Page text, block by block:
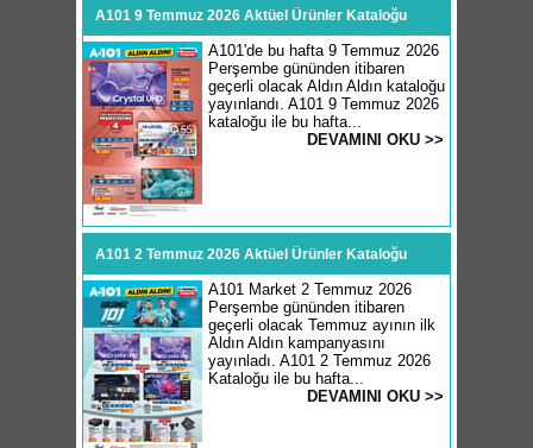
A101 9 Temmuz 2026 Aktüel Ürünler Kataloğu
A101'de bu hafta 9 Temmuz 2026
Perşembe gününden itibaren
geçerli olacak Aldın Aldın kataloğu
yayınlandı. A101 9 Temmuz 2026
kataloğu ile bu hafta...
DEVAMINI OKU >>
A101 2 Temmuz 2026 Aktüel Ürünler Kataloğu
A101 Market 2 Temmuz 2026
Perşembe gününden itibaren
geçerli olacak Temmuz ayının ilk
Aldın Aldın kampanyasını
yayınladı. A101 2 Temmuz 2026
Kataloğu ile bu hafta...
DEVAMINI OKU >>